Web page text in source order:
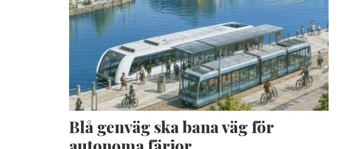
Blå genväg ska bana väg för